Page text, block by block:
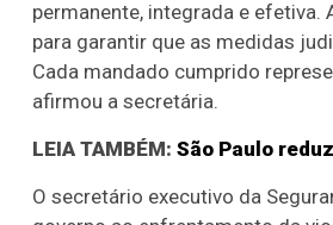
permanente, integrada e efetiva.
para garantir que as medidas
Cada mandado cumprido
afirmou a secretária.
LEIA TAMBÉM: São Paulo
O secretário executivo da